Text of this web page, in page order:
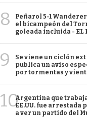
8
Peñarol 5-1
el bicampeón del
goleada incluida - EL
9
Se viene un ciclón
publica un aviso
por tormentas y
10Argentina que
EE.UU. fue arrestada
a ver un partido del